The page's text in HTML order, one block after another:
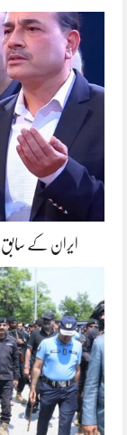
ایران کے سابق